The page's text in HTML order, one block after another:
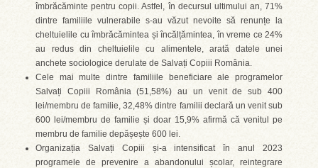
îmbrăcăminte pentru copii. Astfel, în decursul ultimului an, 71%
dintre familiile vulnerabile s-au văzut nevoite să renunțe la
cheltuielile cu îmbrăcămintea și încălțămintea, în vreme ce 24%
au redus din cheltuielile cu alimentele, arată datele unei
anchete sociologice derulate de Salvați Copiii România.
Cele mai multe dintre familiile beneficiare ale programelor
Salvați Copiii România (51,58%) au un venit de sub 400
lei/membru de familie, 32,48% dintre familii declară un venit sub
600 lei/membru de familie și doar 15,9% afirmă că venitul pe
membru de familie depășește 600 lei.
Organizația Salvați Copiii și-a intensificat în anul 2023
programele de prevenire a abandonului școlar, reintegrare